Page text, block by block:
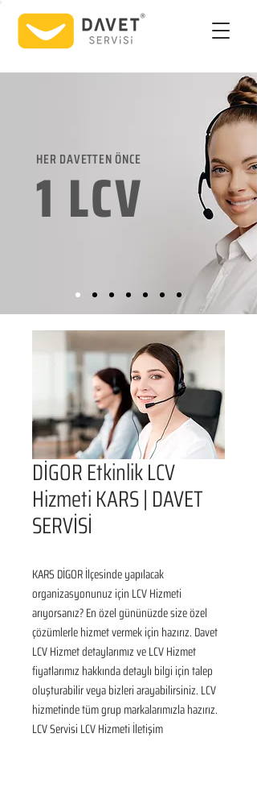
HER DAVETTEN ÖNCE
1 LCV
DİGOR Etkinlik LCV
Hizmeti KARS | DAVET
SERVİSİ
KARS DİGOR İlçesinde yapılacak
organizasyonunuz için LCV Hizmeti
arıyorsanız? En özel gününüzde size özel
çözümlerle hizmet vermek için hazırız. Davet
LCV Hizmet detaylarımız ve LCV Hizmet
fiyatlarımız hakkında detaylı bilgi için talep
oluşturabilir veya bizleri arayabilirsiniz. LCV
hizmetinde tüm grup markalarımızla hazırız.
LCV Servisi LCV Hizmeti İletişim